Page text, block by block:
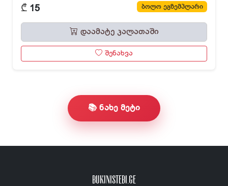
₾ 15 ბოლო ეგზემპლარი
დაამატე კალათაში
შენახვა
📚 ნახე მეტი
BUKINISTEBI.GE